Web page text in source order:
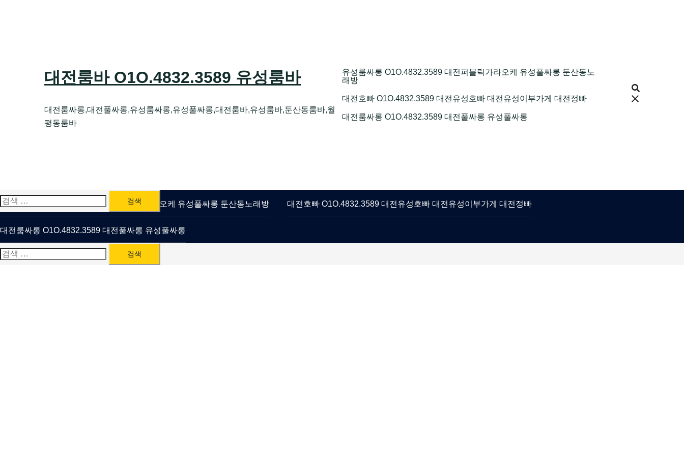
대전룸바 O1O.4832.3589 유성룸바
대전룸싸롱,대전풀싸롱,유성룸싸롱,유성풀싸롱,대전룸바,유성룸바,둔산동룸바,월
평동룸바
유성룸싸롱 O1O.4832.3589 대전퍼블릭가라오케 유성풀싸롱 둔산동노
래방
대전호빠 O1O.4832.3589 대전유성호빠 대전유성이부가게 대전정빠
대전룸싸롱 O1O.4832.3589 대전풀싸롱 유성풀싸롱
검
색:
유성룸싸롱 O1O.4832.3589 대전퍼블릭가라오케 유성풀싸롱 둔산동노래방 대전호빠 O1O.4832.3589 대전유성호빠 대전유성이부가게 대전정빠
대전룸싸롱 O1O.4832.3589 대전풀싸롱 유성풀싸롱
검